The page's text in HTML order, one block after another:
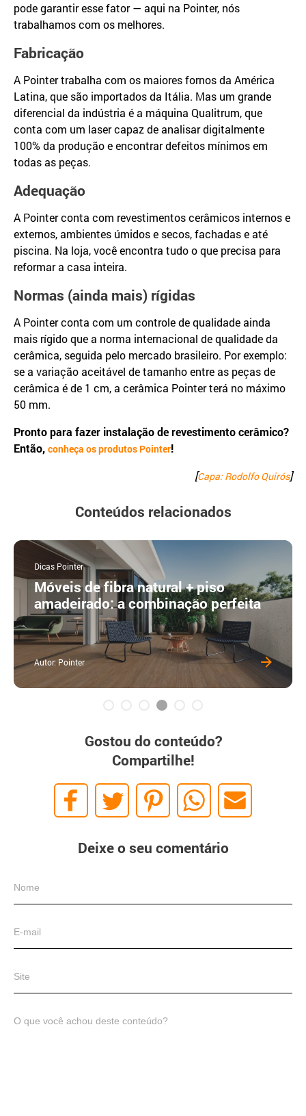
pode garantir esse fator — aqui na Pointer, nós
trabalhamos com os melhores.
Fabricação
A Pointer trabalha com os maiores fornos da América
Latina, que são importados da Itália. Mas um grande
diferencial da indústria é a máquina Qualitrum, que
conta com um laser capaz de analisar digitalmente
100% da produção e encontrar defeitos mínimos em
todas as peças.
Adequação
A Pointer conta com revestimentos cerâmicos internos e
externos, ambientes úmidos e secos, fachadas e até
piscina. Na loja, você encontra tudo o que precisa para
reformar a casa inteira.
Normas (ainda mais) rígidas
A Pointer conta com um controle de qualidade ainda
mais rígido que a norma internacional de qualidade da
cerâmica, seguida pelo mercado brasileiro. Por exemplo:
se a variação aceitável de tamanho entre as peças de
cerâmica é de 1 cm, a cerâmica Pointer terá no máximo
50 mm.
Pronto para fazer instalação de revestimento cerâmico?
Então, conheça os produtos Pointer!
[Capa: Rodolfo Quirós]
Conteúdos relacionados
Dicas Pointer
Móveis de fibra natural + piso
amadeirado: a combinação perfeita
Autor: Pointer
Gostou do conteúdo?
Compartilhe!
Deixe o seu comentário